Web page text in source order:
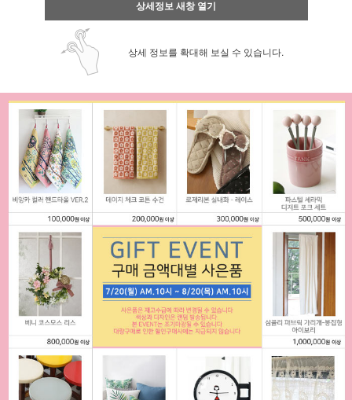
상세정보 새창 열기
상세 정보를 확대해 보실 수 있습니다.